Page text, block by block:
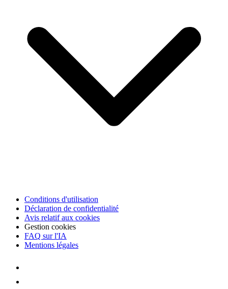
Conditions d'utilisation
Déclaration de confidentialité
Avis relatif aux cookies
Gestion cookies
FAQ sur l'IA
Mentions légales